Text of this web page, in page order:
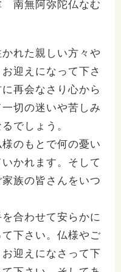
南無阿弥陀仏なむ
れた親しい方々や
迎えになって下さ
再会なさり心から
切の迷いや苦しみ
でしょう。
のもとで何の憂い
かれます。そして
族の皆さんをいつ
合わせて安らかに
下さい。仏様やご
迎えになさって下